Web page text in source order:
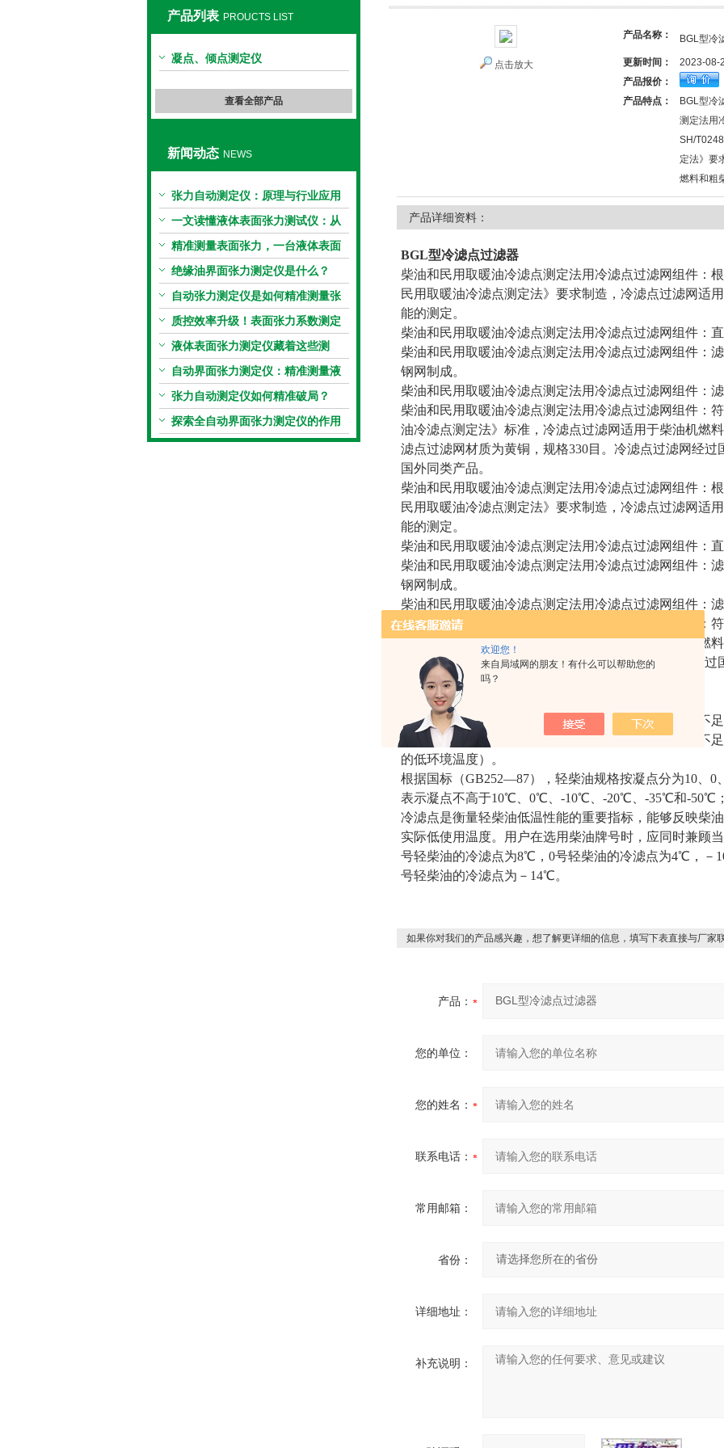
欢迎您！
来自局域网的朋友！有什么可以帮助您的
吗？
产品列表 PROUCTS LIST
凝点、倾点测定仪
查看全部产品
新闻动态 NEWS
张力自动测定仪：原理与行业应用
解析
一文读懂液体表面张力测试仪：从
原理到应用全掌握
精准测量表面张力，一台液体表面
张力系数测量仪就够了
绝缘油界面张力测定仪是什么？
自动张力测定仪是如何精准测量张
力的？
质控效率升级！表面张力系数测定
仪真香警告
液体表面张力测定仪藏着这些测
定“小窍门”
自动界面张力测定仪：精准测量液
体界面张力的关键设备
张力自动测定仪如何精准破局？
探索全自动界面张力测定仪的作用
点击放大
产品名称： BGL型冷
更新时间：
2023-08-
产品报价：
产品特点：
BGL型冷
测定法用
SH/
定法》要
燃料和粗
产品详细资料：
BGL型冷滤点过滤器
柴油和民用取暖油冷滤点测定法用冷滤点过滤网组件：
民用取暖油冷滤点测定法》要求制造，冷滤点过滤网适
能的测定。
柴油和民用取暖油冷滤点测定法用冷滤点过滤网组件：
柴油和民用取暖油冷滤点测定法用冷滤点过滤网组件：
钢网制成。
柴油和民用取暖油冷滤点测定法用冷滤点过滤网组件：
柴油和民用取暖油冷滤点测定法用冷滤点过滤网组件：
油冷滤点测定法》标准，冷滤点过滤网适用于柴油机燃
滤点过滤网材质为黄铜，规格330目。冷滤点过滤网经过
国外同类产品。
柴油和民用取暖油冷滤点测定法用冷滤点过滤网组件：
民用取暖油冷滤点测定法》要求制造，冷滤点过滤网适
能的测定。
柴油和民用取暖油冷滤点测定法用冷滤点过滤网组件：
柴油和民用取暖油冷滤点测定法用冷滤点过滤网组件：
钢网制成。
柴油和民用取暖油冷滤点测定法用冷滤点过滤网组件：
柴油和民用取暖油冷滤点测定法用冷滤点过滤网组件：
油冷滤点测定法》标准，冷滤点过滤网适用于柴油机燃
滤点过滤网材质为黄铜，规格330目。冷滤点过滤网经
国外同类产品。
BGL型冷滤点过滤器
冷滤点是指在规定条件下，当石油通过过滤器每分钟不
冷滤点是指在规定条件下，当石油通过过滤器每分钟不
的低环境温度）。
根据国标（GB252—87），轻柴油规格按凝点分为10、0
表示凝点不高于10℃、0℃、-10℃、-20℃、-35℃和-50℃
冷滤点是衡量轻柴油低温性能的重要指标，能够反映柴
实际低使用温度。用户在选用柴油牌号时，应同时兼顾
号轻柴油的冷滤点为8℃，0号轻柴油的冷滤点为4℃，－
号轻柴油的冷滤点为－14℃。
如果你对我们的产品感兴趣，想了解更详细的信息，填写下表直接与厂家
产品：
您的单位：
您的姓名：
联系电话：
常用邮箱：
省份：
详细地址：
补充说明：